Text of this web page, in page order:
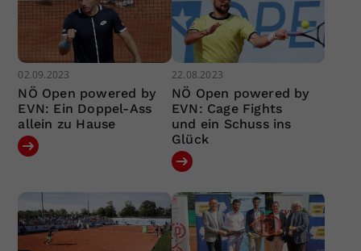
02.09.2023
NÖ Open powered by
EVN: Ein Doppel-Ass
allein zu Hause
22.08.2023
NÖ Open powered by
EVN: Cage Fights
und ein Schuss ins
Glück